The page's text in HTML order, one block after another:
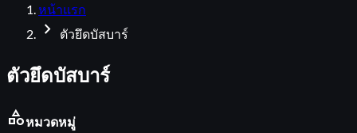
หน้าแรก
chevron_right ตัวยึดบัสบาร์
ตัวยึดบัสบาร์
categoryหมวดหมู่